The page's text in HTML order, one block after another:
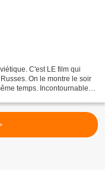
C'est LE film qui
On le montre le soir
temps. Incontournable,